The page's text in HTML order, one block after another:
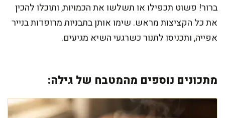
ברור! פשוט תכפילו או תשלשו את הכמויות, ותוכלו להכין
את כל הקציצות מראש. שימו אותן בתבניות מרופדות בנייר
אפייה, ותכניסו לתנור כשרגעי השיא מגיעים.
מתכונים נוספים מהמטבח של גילה: